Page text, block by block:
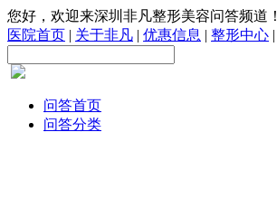
您好，欢迎来深圳非凡整形美容问答频道！
医院首页 | 关于非凡 | 优惠信息 | 整形中心 |
问答首页
问答分类